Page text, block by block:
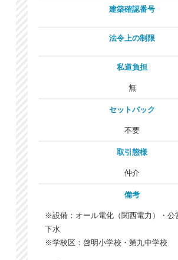
建築確認番号
法令上の制限
私道負担
無
セットバック
不要
取引態様
仲介
備考
※設備：オール電化（関西電力）・公
下水
※学校区：啓明小学校・第九中学校